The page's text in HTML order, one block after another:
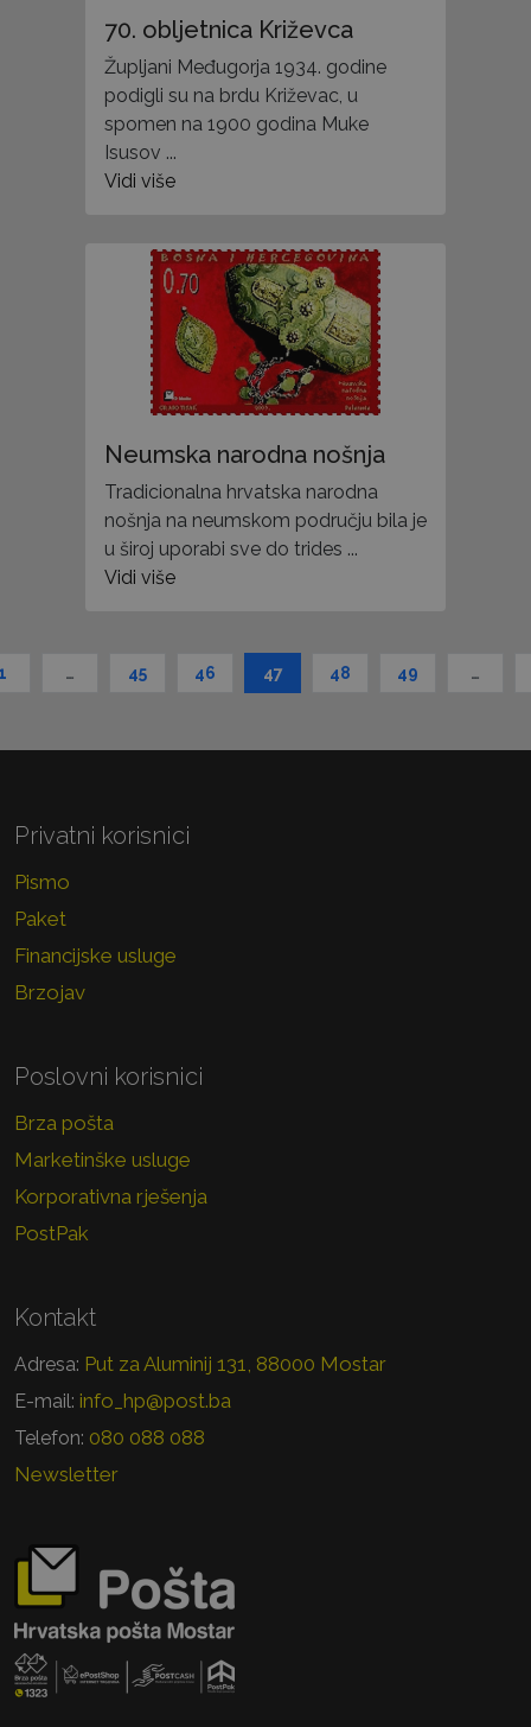
70. obljetnica Križevca
Župljani Međugorja 1934. godine
podigli su na brdu Križevac, u
spomen na 1900 godina Muke
Isusov ...
Vidi više
Neumska narodna nošnja
Tradicionalna hrvatska narodna
nošnja na neumskom području bila je
u široj uporabi sve do trides ...
Vidi više
… 45 46 47 48 49 …
Privatni korisnici
Pismo
Paket
Financijske usluge
Brzojav
Poslovni korisnici
Brza pošta
Marketinške usluge
Korporativna rješenja
PostPak
Kontakt
Adresa: Put za Aluminij 131, 88000 Mostar
E-mail: info_hp@post.ba
Telefon: 080 088 088
Newsletter